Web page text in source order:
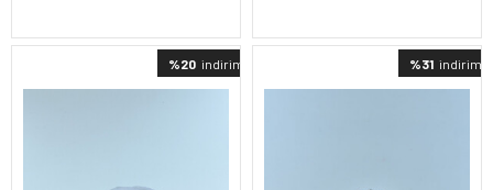
%20 indirimli %31 indirimli